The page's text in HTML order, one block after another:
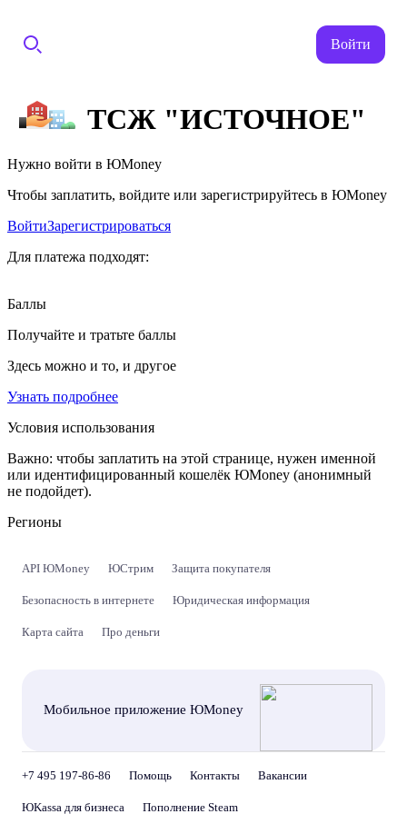
Войти
ТСЖ "ИСТОЧНОЕ"
Нужно войти в ЮMoney
Чтобы заплатить, войдите или зарегистрируйтесь в ЮMoney
ВойтиЗарегистрироваться
Для платежа подходят:
Баллы
Получайте и тратьте баллы
Здесь можно и то, и другое
Узнать подробнее
Условия использования
Важно: чтобы заплатить на этой странице, нужен именной
или идентифицированный кошелёк ЮMoney (анонимный
не подойдет).
Регионы
API ЮMoney ЮСтрим Защита покупателя
Безопасность в интернете Юридическая информация
Карта сайта Про деньги
Мобильное приложение ЮMoney
+7 495 197-86-86 Помощь Контакты Вакансии
ЮKassa для бизнеса Пополнение Steam